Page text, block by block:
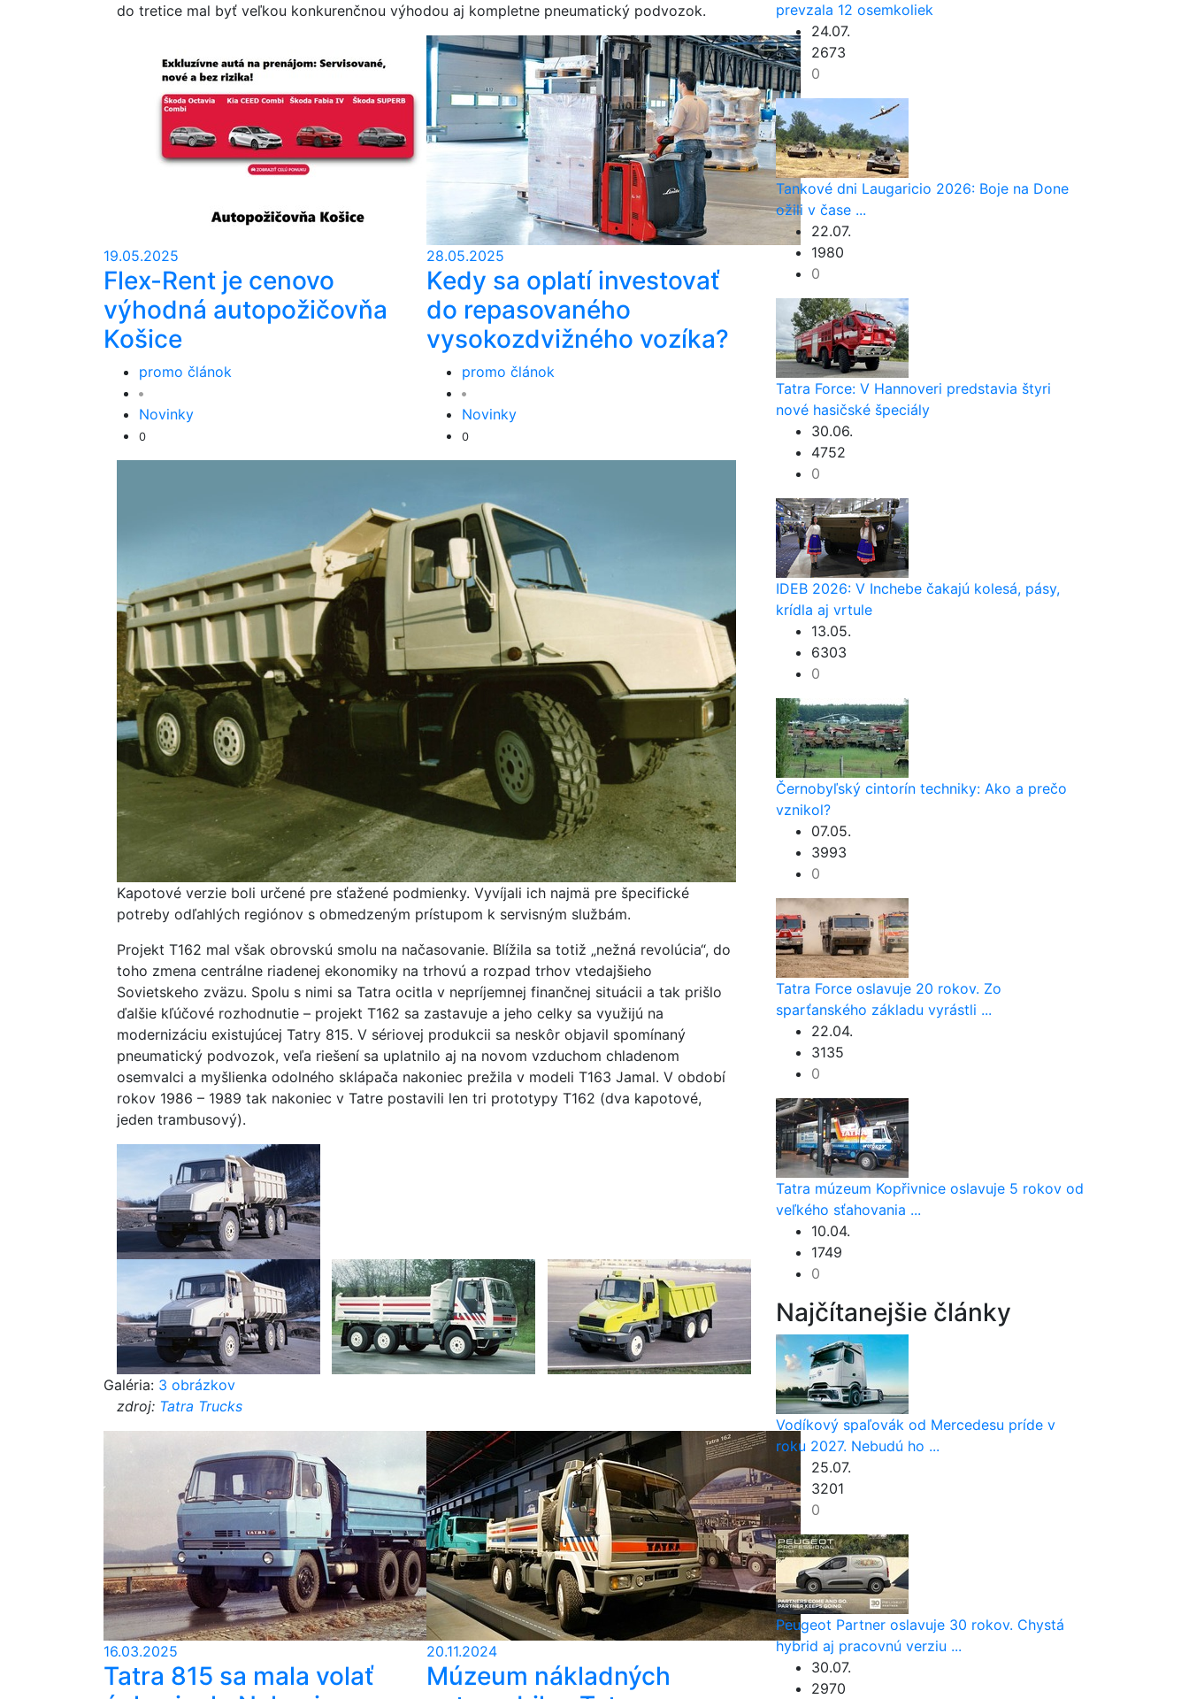
do tretice mal byť veľkou konkurenčnou výhodou aj kompletne pneumatický podvozok.
19.05.2025
Flex-Rent je cenovo
výhodná autopožičovňa
Košice
promo článok
Novinky
0
28.05.2025
Kedy sa oplatí investovať
do repasovaného
vysokozdvižného vozíka?
promo článok
Novinky
0
Kapotové verzie boli určené pre sťažené podmienky. Vyvíjali ich najmä pre špecifické
potreby odľahlých regiónov s obmedzeným prístupom k servisným službám.
Projekt T162 mal však obrovskú smolu na načasovanie. Blížila sa totiž „nežná revolúcia“, do
toho zmena centrálne riadenej ekonomiky na trhovú a rozpad trhov vtedajšieho
Sovietskeho zväzu. Spolu s nimi sa Tatra ocitla v nepríjemnej finančnej situácii a tak prišlo
ďalšie kľúčové rozhodnutie – projekt T162 sa zastavuje a jeho celky sa využijú na
modernizáciu existujúcej Tatry 815. V sériovej produkcii sa neskôr objavil spomínaný
pneumatický podvozok, veľa riešení sa uplatnilo aj na novom vzduchom chladenom
osemvalci a myšlienka odolného sklápača nakoniec prežila v modeli T163 Jamal. V období
rokov 1986 – 1989 tak nakoniec v Tatre postavili len tri prototypy T162 (dva kapotové,
jeden trambusový).
Galéria: 3 obrázkov
zdroj: Tatra Trucks
16.03.2025
Tatra 815 sa mala volať
20.11.2024
Múzeum nákladných
prevzala 12 osemkoliek
24.07.
2673
0
Tankové dni Laugaricio 2026: Boje na Done
ožili v čase ...
22.07.
1980
0
Tatra Force: V Hannoveri predstavia štyri
nové hasičské špeciály
30.06.
4752
0
IDEB 2026: V Inchebe čakajú kolesá, pásy,
krídla aj vrtule
13.05.
6303
0
Černobyľský cintorín techniky: Ako a prečo
vznikol?
07.05.
3993
0
Tatra Force oslavuje 20 rokov. Zo
sparťanského základu vyrástli ...
22.04.
3135
0
Tatra múzeum Kopřivnice oslavuje 5 rokov od
veľkého sťahovania ...
10.04.
1749
0
Najčítanejšie články
Vodíkový spaľovák od Mercedesu príde v
roku 2027. Nebudú ho ...
25.07.
3201
0
Peugeot Partner oslavuje 30 rokov. Chystá
hybrid aj pracovnú verziu ...
30.07.
2970